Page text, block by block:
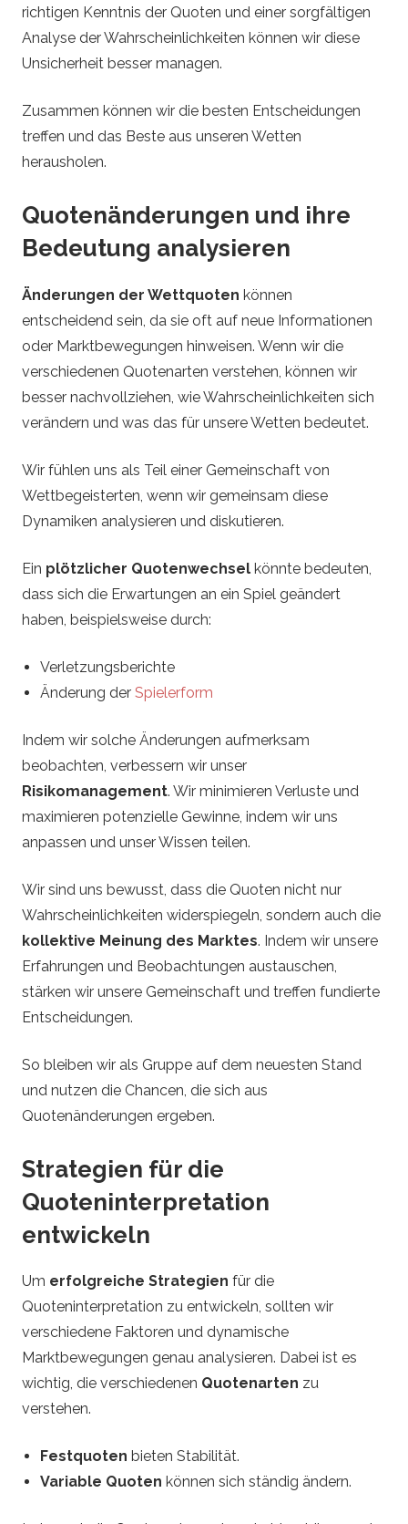
richtigen Kenntnis der Quoten und einer sorgfältigen
Analyse der Wahrscheinlichkeiten können wir diese
Unsicherheit besser managen.
Zusammen können wir die besten Entscheidungen
treffen und das Beste aus unseren Wetten
herausholen.
Quotenänderungen und ihre
Bedeutung analysieren
Änderungen der Wettquoten können
entscheidend sein, da sie oft auf neue Informationen
oder Marktbewegungen hinweisen. Wenn wir die
verschiedenen Quotenarten verstehen, können wir
besser nachvollziehen, wie Wahrscheinlichkeiten sich
verändern und was das für unsere Wetten bedeutet.
Wir fühlen uns als Teil einer Gemeinschaft von
Wettbegeisterten, wenn wir gemeinsam diese
Dynamiken analysieren und diskutieren.
Ein plötzlicher Quotenwechsel könnte bedeuten,
dass sich die Erwartungen an ein Spiel geändert
haben, beispielsweise durch:
Verletzungsberichte
Änderung der Spielerform
Indem wir solche Änderungen aufmerksam
beobachten, verbessern wir unser
Risikomanagement. Wir minimieren Verluste und
maximieren potenzielle Gewinne, indem wir uns
anpassen und unser Wissen teilen.
Wir sind uns bewusst, dass die Quoten nicht nur
Wahrscheinlichkeiten widerspiegeln, sondern auch die
kollektive Meinung des Marktes. Indem wir unsere
Erfahrungen und Beobachtungen austauschen,
stärken wir unsere Gemeinschaft und treffen fundierte
Entscheidungen.
So bleiben wir als Gruppe auf dem neuesten Stand
und nutzen die Chancen, die sich aus
Quotenänderungen ergeben.
Strategien für die
Quoteninterpretation
entwickeln
Um erfolgreiche Strategien für die
Quoteninterpretation zu entwickeln, sollten wir
verschiedene Faktoren und dynamische
Marktbewegungen genau analysieren. Dabei ist es
wichtig, die verschiedenen Quotenarten zu
verstehen.
Festquoten bieten Stabilität.
Variable Quoten können sich ständig ändern.